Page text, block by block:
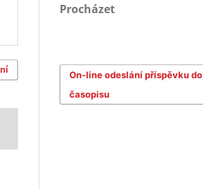
Procházet
On-line odeslání příspěvku do
časopisu